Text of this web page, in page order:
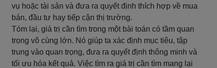
vụ hoặc tài sản và đưa ra quyết định thích hợp về mua
bán, đầu tư hay tiếp cận thị trường.
Tóm lại, giá trị cần tìm trong một bài toán có tầm quan
trọng vô cùng lớn. Nó giúp ta xác định mục tiêu, tập
trung vào quan trọng, đưa ra quyết định thông minh và
tối ưu hóa kết quả. Việc tìm ra giá trị cần tìm mang lại